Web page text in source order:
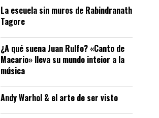
La escuela sin muros de Rabindranath
Tagore
¿A qué suena Juan Rulfo? «Canto de
Macario» lleva su mundo inteior a la
música
Andy Warhol & el arte de ser visto